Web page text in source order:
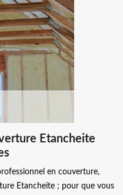
Etancheite
en couverture,
Etancheite ; pour que vous